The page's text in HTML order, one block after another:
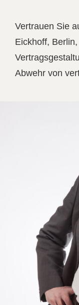
Vertrauen Sie
Eickhoff,
Abwehr von